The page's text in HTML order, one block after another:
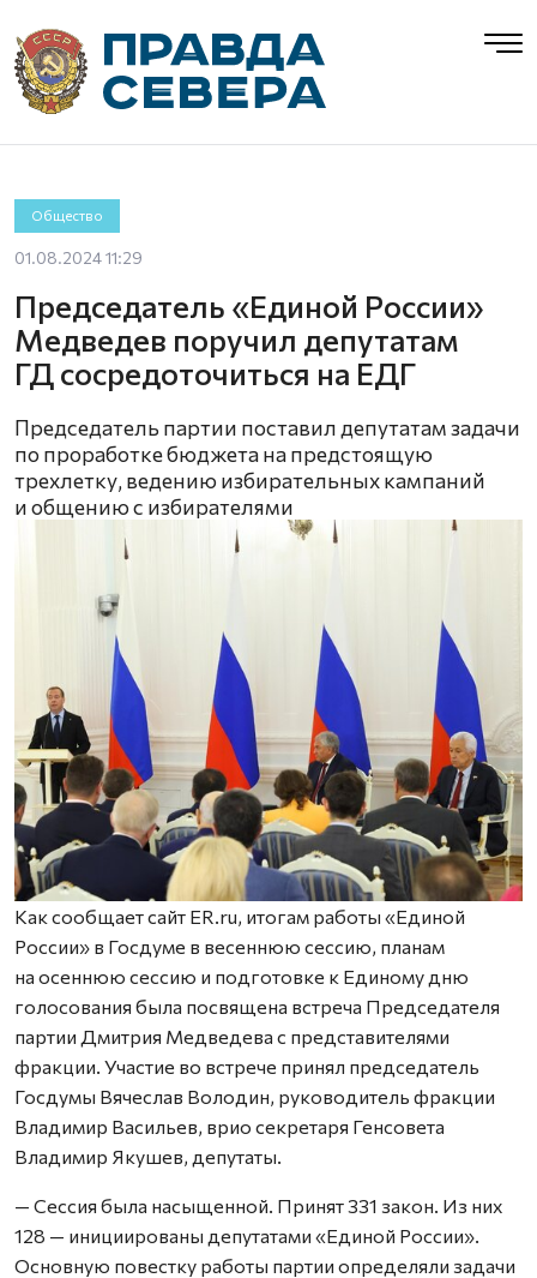
Общество
01.08.2024 11:29
Председатель «Единой России»
Медведев поручил депутатам
ГД сосредоточиться на ЕДГ
Председатель партии поставил депутатам задачи
по проработке бюджета на предстоящую
трехлетку, ведению избирательных кампаний
и общению с избирателями
Как сообщает сайт ER.ru, итогам работы «Единой
России» в Госдуме в весеннюю сессию, планам
на осеннюю сессию и подготовке к Единому дню
голосования была посвящена встреча Председателя
партии Дмитрия Медведева с представителями
фракции. Участие во встрече принял председатель
Госдумы Вячеслав Володин, руководитель фракции
Владимир Васильев, врио секретаря Генсовета
Владимир Якушев, депутаты.
— Сессия была насыщенной. Принят 331 закон. Из них
128 — инициированы депутатами «Единой России».
Основную повестку работы партии определяли задачи